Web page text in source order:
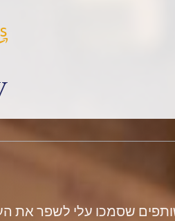
שסמכו עלי לשפר את